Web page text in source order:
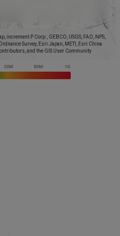
increment P Corp., GEBCO, USGS, FAO, NPS,
Survey, Esri Japan, METI, Esri China
and the GIS User Community